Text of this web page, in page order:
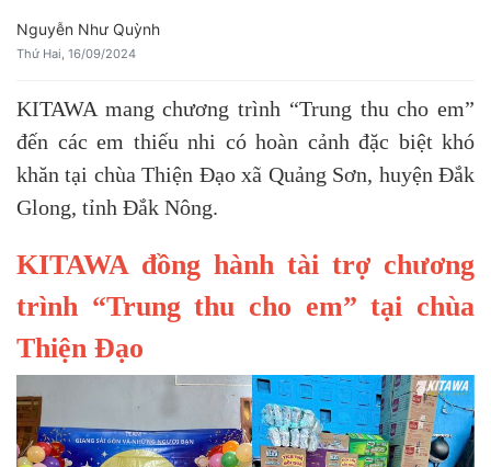
Nguyễn Như Quỳnh
Thứ Hai, 16/09/2024
KITAWA mang chương trình “Trung thu cho em”
đến các em thiếu nhi có hoàn cảnh đặc biệt khó
khăn tại chùa Thiện Đạo xã Quảng Sơn, huyện Đắk
Glong, tỉnh Đắk Nông.
KITAWA đồng hành tài trợ chương
trình “Trung thu cho em” tại chùa
Thiện Đạo